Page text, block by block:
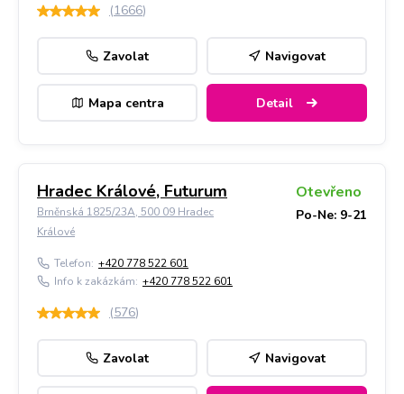
(1666)
Zavolat Navigovat
Mapa centra Detail
Hradec Králové, Futurum
Brněnská 1825/23A, 500 09 Hradec
Králové
Otevřeno
Po-Ne: 9-21
Telefon: +420 778 522 601
Info k zakázkám: +420 778 522 601
(576)
Zavolat Navigovat